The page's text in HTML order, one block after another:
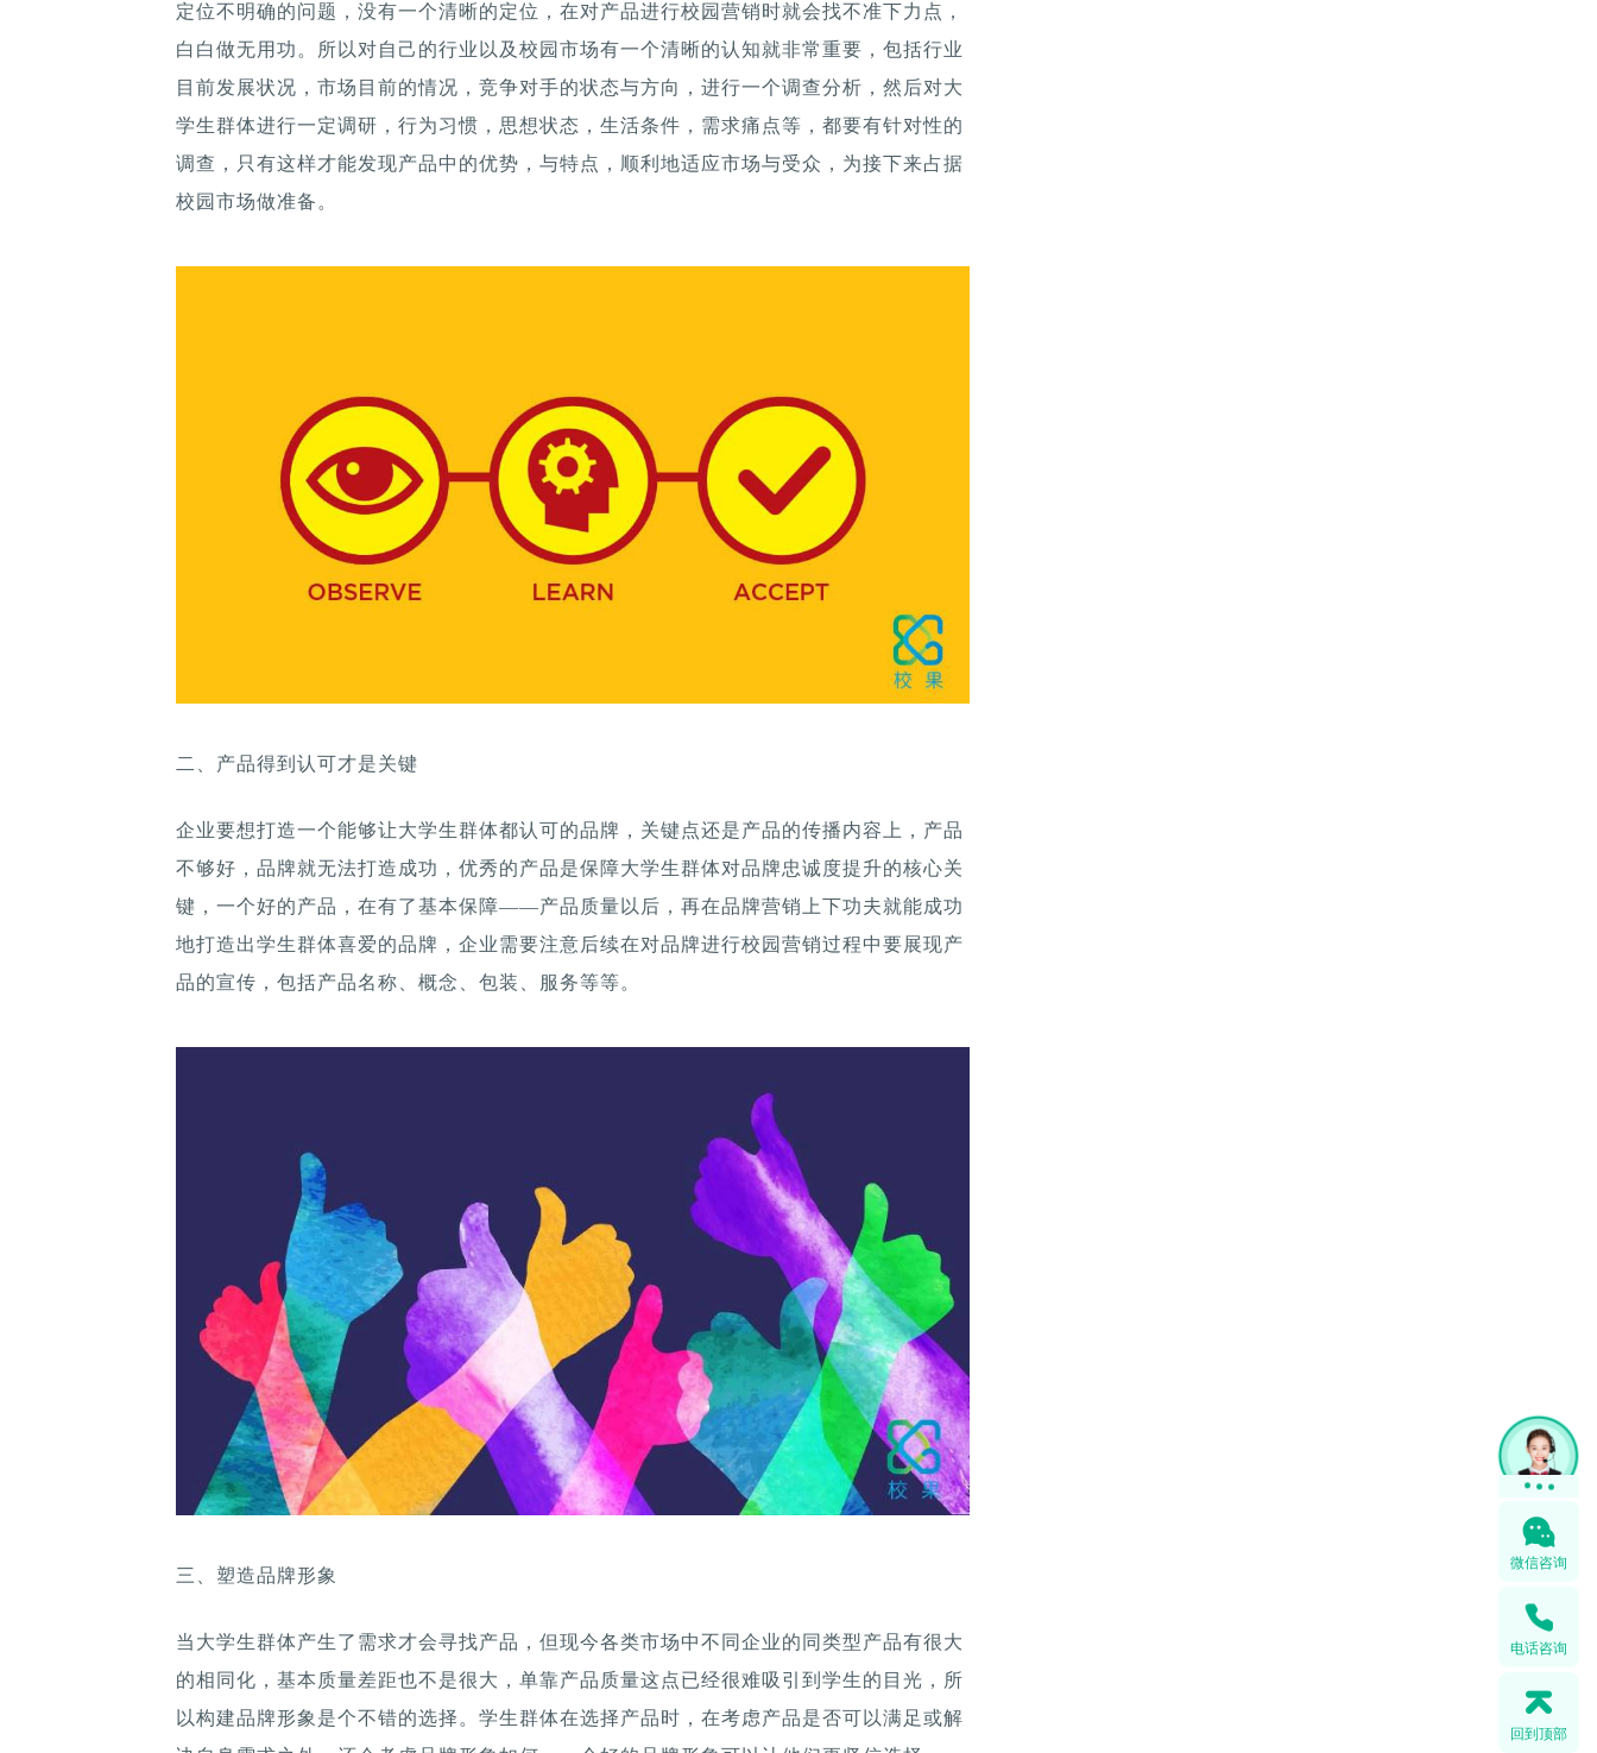
定位不明确的问题，没有一个清晰的定位，在对产品进行校园营销时就会找不准下力点，
白白做无用功。所以对自己的行业以及校园市场有一个清晰的认知就非常重要，包括行业
目前发展状况，市场目前的情况，竞争对手的状态与方向，进行一个调查分析，然后对大
学生群体进行一定调研，行为习惯，思想状态，生活条件，需求痛点等，都要有针对性的
调查，只有这样才能发现产品中的优势，与特点，顺利地适应市场与受众，为接下来占据
校园市场做准备。
二、产品得到认可才是关键
企业要想打造一个能够让大学生群体都认可的品牌，关键点还是产品的传播内容上，产品
不够好，品牌就无法打造成功，优秀的产品是保障大学生群体对品牌忠诚度提升的核心关
键，一个好的产品，在有了基本保障——产品质量以后，再在品牌营销上下功夫就能成功
地打造出学生群体喜爱的品牌，企业需要注意后续在对品牌进行校园营销过程中要展现产
品的宣传，包括产品名称、概念、包装、服务等等。
三、塑造品牌形象
当大学生群体产生了需求才会寻找产品，但现今各类市场中不同企业的同类型产品有很大
的相同化，基本质量差距也不是很大，单靠产品质量这点已经很难吸引到学生的目光，所
以构建品牌形象是个不错的选择。学生群体在选择产品时，在考虑产品是否可以满足或解
微信咨询
电话咨询
回到顶部